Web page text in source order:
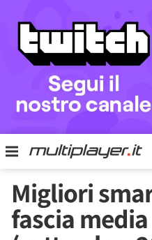
Migliori
fascia media